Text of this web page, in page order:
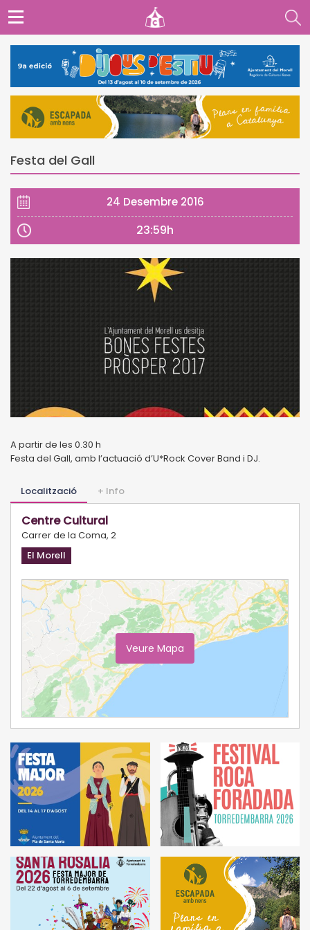
Festa del Gall
24 Desembre 2016
23:59h
A partir de les 0.30 h
Festa del Gall, amb l’actuació d’U*Rock Cover Band i DJ.
Localització + Info
Centre Cultural
Carrer de la Coma, 2
El Morell
Veure Mapa